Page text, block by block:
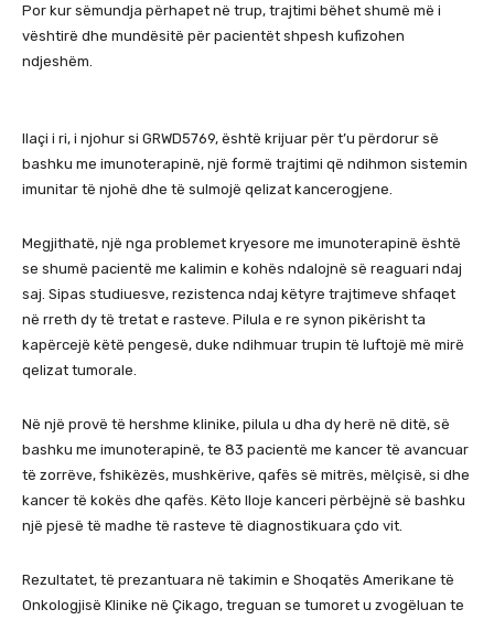
Por kur sëmundja përhapet në trup, trajtimi bëhet shumë më i
vështirë dhe mundësitë për pacientët shpesh kufizohen
ndjeshëm.
Ilaçi i ri, i njohur si GRWD5769, është krijuar për t’u përdorur së
bashku me imunoterapinë, një formë trajtimi që ndihmon sistemin
imunitar të njohë dhe të sulmojë qelizat kancerogjene.
Megjithatë, një nga problemet kryesore me imunoterapinë është
se shumë pacientë me kalimin e kohës ndalojnë së reaguari ndaj
saj. Sipas studiuesve, rezistenca ndaj këtyre trajtimeve shfaqet
në rreth dy të tretat e rasteve. Pilula e re synon pikërisht ta
kapërcejë këtë pengesë, duke ndihmuar trupin të luftojë më mirë
qelizat tumorale.
Në një provë të hershme klinike, pilula u dha dy herë në ditë, së
bashku me imunoterapinë, te 83 pacientë me kancer të avancuar
të zorrëve, fshikëzës, mushkërive, qafës së mitrës, mëlçisë, si dhe
kancer të kokës dhe qafës. Këto lloje kanceri përbëjnë së bashku
një pjesë të madhe të rasteve të diagnostikuara çdo vit.
Rezultatet, të prezantuara në takimin e Shoqatës Amerikane të
Onkologjisë Klinike në Çikago, treguan se tumoret u zvogëluan te